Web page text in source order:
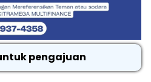
pengajuan